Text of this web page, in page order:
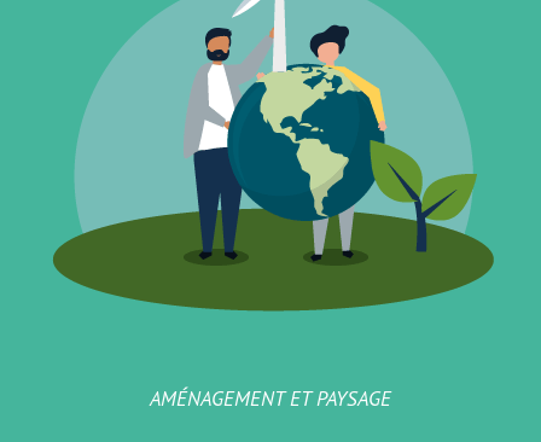
AMÉNAGEMENT ET PAYSAGE